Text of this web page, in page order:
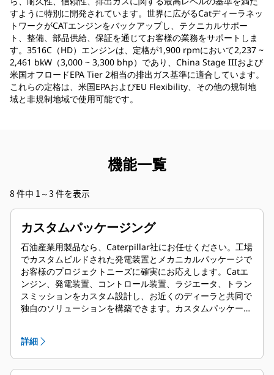
すように特別に開発されています。世界に広がるCatディーラネッ
トワークがCATエンジンをバックアップし、テクニカルサポー
ト、整備、部品供給、保証を通じてお客様の業務をサポートしま
す。3516C（HD）エンジンは、定格が1,900 rpmにおいて2,237 ~
2,461 bkW（3,000 ~ 3,300 bhp）であり、China Stage IIIおよび
米国オフロードEPA Tier 2相当の排出ガス基準に適合しています。
これらの定格は、米国EPAおよびEU Flexibility、その他の規制地
域と非規制地域で使用可能です。
機能一覧
8 件中 1～3 件を表示
カスタムパッケージング
石油産業用製品なら、Caterpillar社にお任せください。工場
でカスタムビルドされた発電装置とメカニカルパッケージで
お客様のプロジェクトニーズに確実にお応えします。Catエ
ンジン、発電装置、コントロール装置、ラジエータ、トラン
スミッションをカスタム設計し、お近くのディーラと共同で
独自のソリューションを構築できます。カスタムパッケージ
詳細